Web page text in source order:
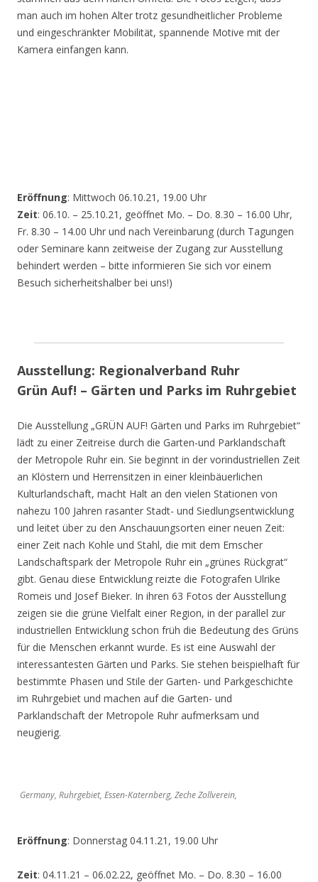
man auch im hohen Alter trotz gesundheitlicher Probleme
und eingeschränkter Mobilität, spannende Motive mit der
Kamera einfangen kann.
Eröffnung: Mittwoch 06.10.21, 19.00 Uhr
Zeit: 06.10. – 25.10.21, geöffnet Mo. – Do. 8.30 – 16.00 Uhr,
Fr. 8.30 – 14.00 Uhr und nach Vereinbarung (durch Tagungen
oder Seminare kann zeitweise der Zugang zur Ausstellung
behindert werden – bitte informieren Sie sich vor einem
Besuch sicherheitshalber bei uns!)
Ausstellung: Regionalverband Ruhr
Grün Auf! – Gärten und Parks im Ruhrgebiet
Die Ausstellung „GRÜN AUF! Gärten und Parks im Ruhrgebiet“
lädt zu einer Zeitreise durch die Garten-und Parklandschaft
der Metropole Ruhr ein. Sie beginnt in der vorindustriellen Zeit
an Klöstern und Herrensitzen in einer kleinbäuerlichen
Kulturlandschaft, macht Halt an den vielen Stationen von
nahezu 100 Jahren rasanter Stadt- und Siedlungsentwicklung
und leitet über zu den Anschauungsorten einer neuen Zeit:
einer Zeit nach Kohle und Stahl, die mit dem Emscher
Landschaftspark der Metropole Ruhr ein „grünes Rückgrat“
gibt. Genau diese Entwicklung reizte die Fotografen Ulrike
Romeis und Josef Bieker. In ihren 63 Fotos der Ausstellung
zeigen sie die grüne Vielfalt einer Region, in der parallel zur
industriellen Entwicklung schon früh die Bedeutung des Grüns
für die Menschen erkannt wurde. Es ist eine Auswahl der
interessantesten Gärten und Parks. Sie stehen beispielhaft für
bestimmte Phasen und Stile der Garten- und Parkgeschichte
im Ruhrgebiet und machen auf die Garten- und
Parklandschaft der Metropole Ruhr aufmerksam und
neugierig.
Germany, Ruhrgebiet, Essen-Katernberg, Zeche Zollverein,
Eröffnung: Donnerstag 04.11.21, 19.00 Uhr
Zeit: 04.11.21 – 06.02.22, geöffnet Mo. – Do. 8.30 – 16.00